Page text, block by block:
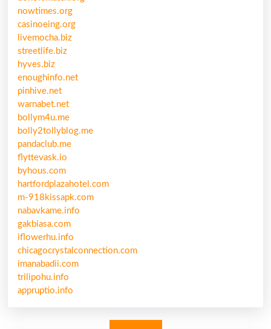
nowtimes.org
casinoeing.org
livemocha.biz
streetlife.biz
hyves.biz
enoughinfo.net
pinhive.net
warnabet.net
bollym4u.me
bolly2tollyblog.me
pandaclub.me
flyttevask.io
byhous.com
hartfordplazahotel.com
m-918kissapk.com
nabavkame.info
gakbiasa.com
iflowerhu.info
chicagocrystalconnection.com
imanabadii.com
trilipohu.info
appruptio.info